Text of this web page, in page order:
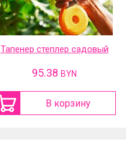
Тапенер степлер садовый
95.38 BYN
В корзину